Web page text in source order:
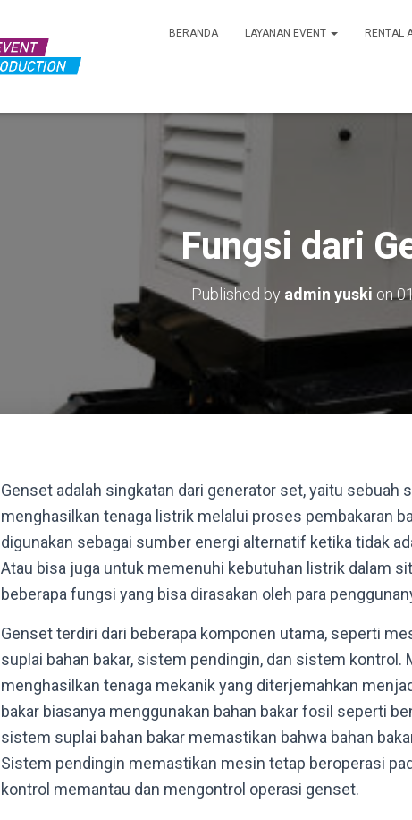
BERANDA LAYANAN EVENT RENTAL
Fungsi dari
Published by admin yuski on
Genset adalah singkatan dari generator set, yaitu sebuah
menghasilkan tenaga listrik melalui proses pembakaran
digunakan sebagai sumber energi alternatif ketika tidak
Atau bisa juga untuk memenuhi kebutuhan listrik dalam
beberapa fungsi yang bisa dirasakan oleh para
Genset terdiri dari beberapa komponen utama, seperti
suplai bahan bakar, sistem pendingin, dan sistem
menghasilkan tenaga mekanik yang diterjemahkan
bakar biasanya menggunakan bahan bakar fosil seperti
sistem suplai bahan bakar memastikan bahwa bahan
Sistem pendingin memastikan mesin tetap beroperasi
kontrol memantau dan mengontrol operasi genset.